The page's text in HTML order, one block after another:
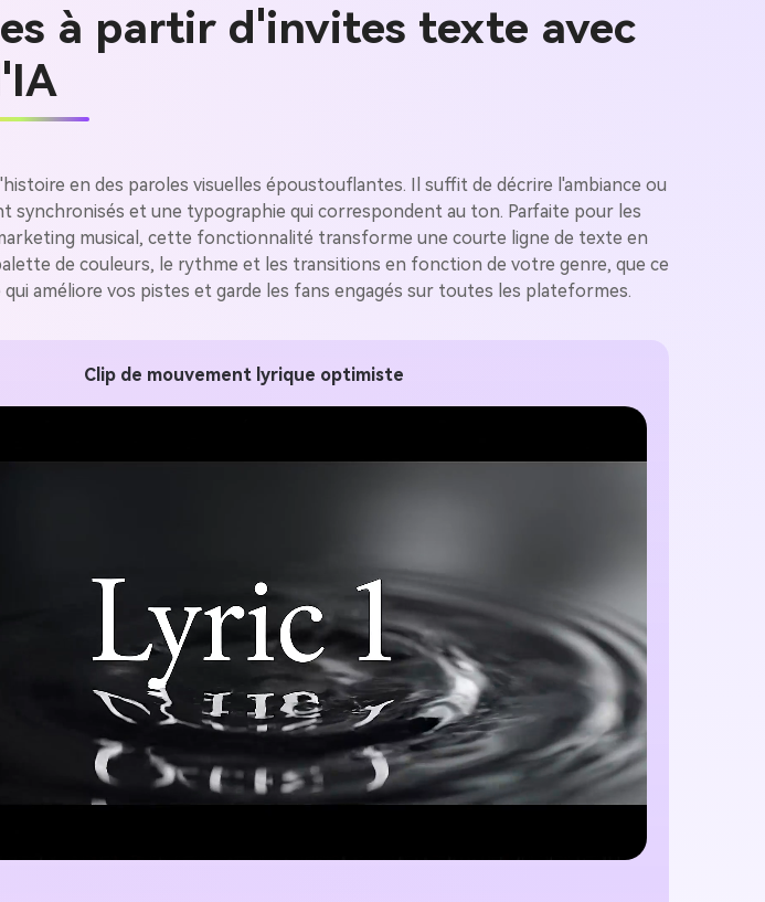
à partir d'invites texte avec
en des paroles visuelles époustouflantes. Il suffit de décrire l'ambiance ou
synchronisés et une typographie qui correspondent au ton. Parfaite pour les
musical, cette fonctionnalité transforme une courte ligne de texte en
de couleurs, le rythme et les transitions en fonction de votre genre, que ce
améliore vos pistes et garde les fans engagés sur toutes les plateformes.
Clip de mouvement lyrique optimiste
à l’infini. 100 %
gratuit!
Créer Gratuitement →